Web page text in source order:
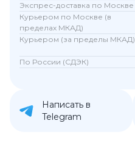
Экспрес-доставка по Москве
Курьером по Москве (в
пределах МКАД)
Курьером (за пределы МКАД)
По России (СДЭК)
Написать в
Telegram